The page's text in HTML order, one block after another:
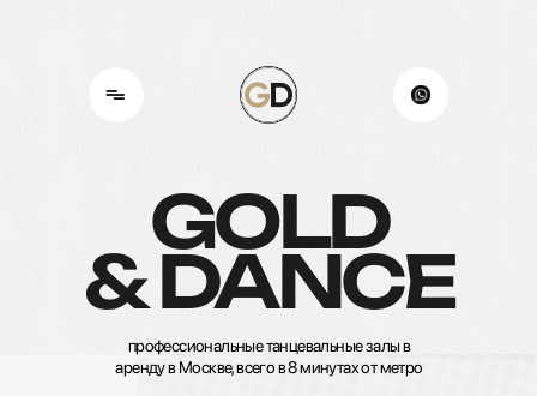
профессиональные танцевальные залы в
аренду в Москве, всего в 8 минутах от метро
GOLD
& DANCE